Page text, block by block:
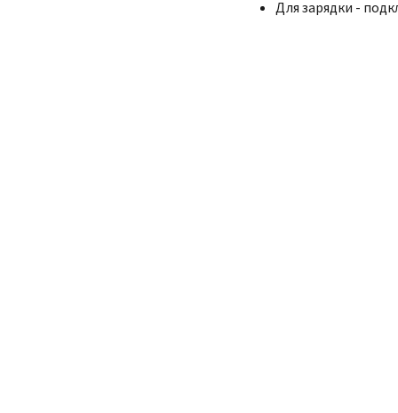
Для зарядки -